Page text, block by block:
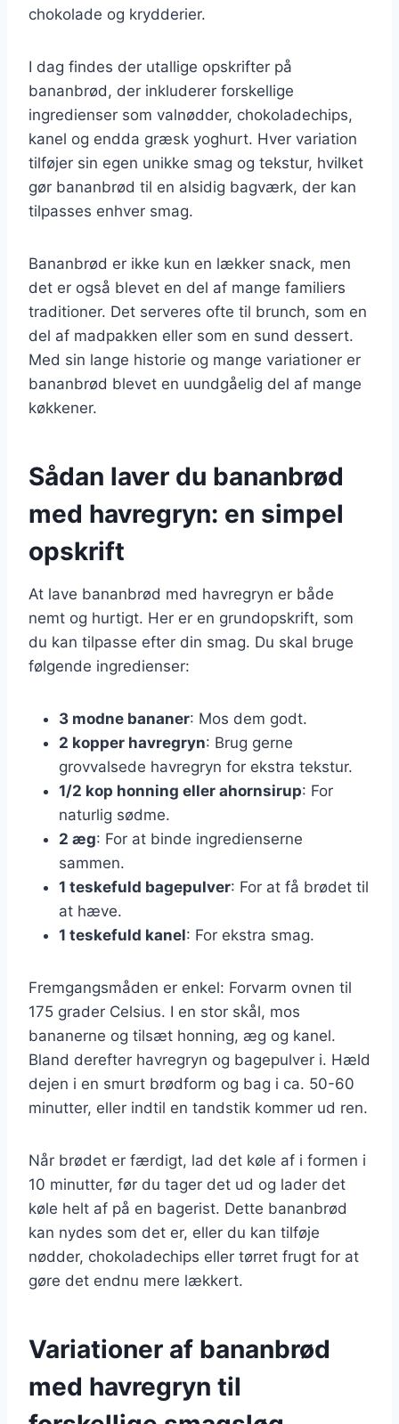
chokolade og krydderier.
I dag findes der utallige opskrifter på
bananbrød, der inkluderer forskellige
ingredienser som valnødder, chokoladechips,
kanel og endda græsk yoghurt. Hver variation
tilføjer sin egen unikke smag og tekstur, hvilket
gør bananbrød til en alsidig bagværk, der kan
tilpasses enhver smag.
Bananbrød er ikke kun en lækker snack, men
det er også blevet en del af mange familiers
traditioner. Det serveres ofte til brunch, som en
del af madpakken eller som en sund dessert.
Med sin lange historie og mange variationer er
bananbrød blevet en uundgåelig del af mange
køkkener.
Sådan laver du bananbrød
med havregryn: en simpel
opskrift
At lave bananbrød med havregryn er både
nemt og hurtigt. Her er en grundopskrift, som
du kan tilpasse efter din smag. Du skal bruge
følgende ingredienser:
3 modne bananer: Mos dem godt.
2 kopper havregryn: Brug gerne
grovvalsede havregryn for ekstra tekstur.
1/2 kop honning eller ahornsirup: For
naturlig sødme.
2 æg: For at binde ingredienserne
sammen.
1 teskefuld bagepulver: For at få brødet til
at hæve.
1 teskefuld kanel: For ekstra smag.
Fremgangsmåden er enkel: Forvarm ovnen til
175 grader Celsius. I en stor skål, mos
bananerne og tilsæt honning, æg og kanel.
Bland derefter havregryn og bagepulver i. Hæld
dejen i en smurt brødform og bag i ca. 50-60
minutter, eller indtil en tandstik kommer ud ren.
Når brødet er færdigt, lad det køle af i formen i
10 minutter, før du tager det ud og lader det
køle helt af på en bagerist. Dette bananbrød
kan nydes som det er, eller du kan tilføje
nødder, chokoladechips eller tørret frugt for at
gøre det endnu mere lækkert.
Variationer af bananbrød
med havregryn til